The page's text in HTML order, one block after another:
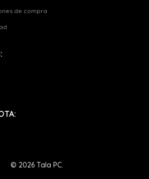
de compra
© 2026 Tala PC.